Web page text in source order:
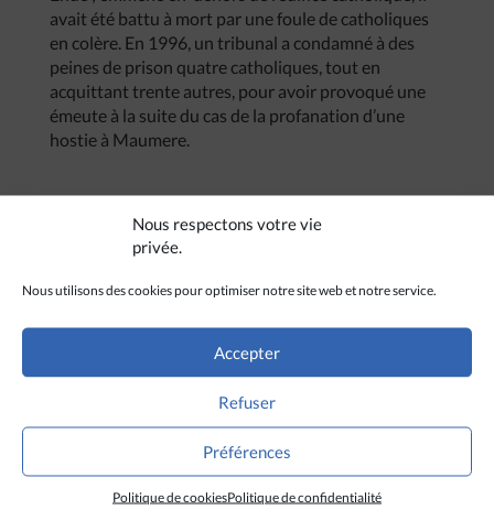
Nous respectons votre vie
privée.
Nous utilisons des cookies pour optimiser notre site web et notre service.
Accepter
Refuser
Préférences
Politique de cookiesPolitique de confidentialité
avait été battu à mort par une foule de catholiques
en colère. En 1996, un tribunal a condamné à des
peines de prison quatre catholiques, tout en
acquittant trente autres, pour avoir provoqué une
émeute à la suite du cas de la profanation d’une
hostie à Maumere.